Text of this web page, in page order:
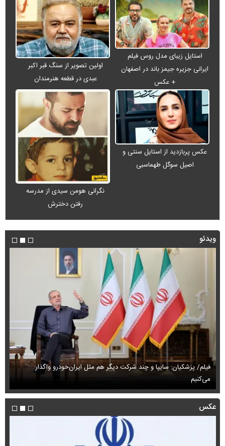
استایل زیبای مدل روس فیلم
ایرانی جزیره جیمز باند در اصفهان
+ عکس
اولین تصویر از سنگ قبر اکبر
عبدی در قطعه هنرمندان
عکس پربازدید از استایل سنتی و
اصیل سوگل طهماسبی
نگرانی هومن سیدی از مدرسه
رفتن دخترش
ویدئو
فیلم/ پزشکیان: سایپا و چند شرکت دیگر هم مثل ایران‌خودرو واگذار
می‌کنیم
عکس